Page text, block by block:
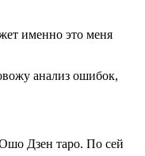
именно это меня
анализ ошибок,
Дзен таро. По сей